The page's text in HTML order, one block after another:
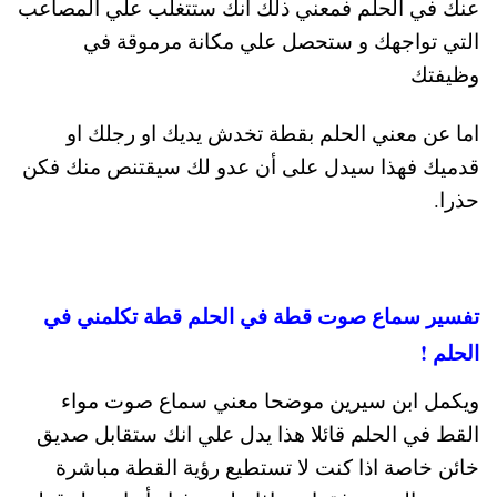
عنك في الحلم فمعني ذلك أنك ستتغلب علي المصاعب
التي تواجهك و ستحصل علي مكانة مرموقة في
وظيفتك
اما عن معني الحلم بقطة تخدش يديك او رجلك او
قدميك فهذا سيدل على أن عدو لك سيقتنص منك فكن
حذرا.
تفسير سماع صوت قطة في الحلم قطة تكلمني في
الحلم !
ويكمل ابن سيرين موضحا معني سماع صوت مواء
القط في الحلم قائلا هذا يدل علي انك ستقابل صديق
خائن خاصة اذا كنت لا تستطيع رؤية القطة مباشرة